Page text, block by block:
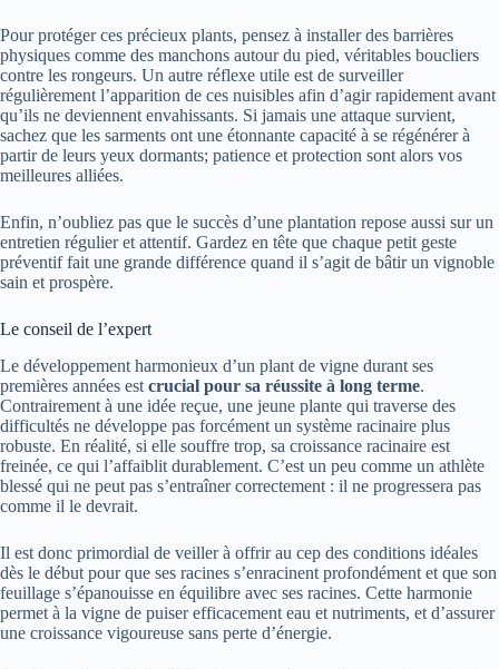
Pour protéger ces précieux plants, pensez à installer des barrières
physiques comme des manchons autour du pied, véritables boucliers
contre les rongeurs. Un autre réflexe utile est de surveiller
régulièrement l’apparition de ces nuisibles afin d’agir rapidement avant
qu’ils ne deviennent envahissants. Si jamais une attaque survient,
sachez que les sarments ont une étonnante capacité à se régénérer à
partir de leurs yeux dormants; patience et protection sont alors vos
meilleures alliées.
Enfin, n’oubliez pas que le succès d’une plantation repose aussi sur un
entretien régulier et attentif. Gardez en tête que chaque petit geste
préventif fait une grande différence quand il s’agit de bâtir un vignoble
sain et prospère.
Le conseil de l’expert
Le développement harmonieux d’un plant de vigne durant ses
premières années est crucial pour sa réussite à long terme.
Contrairement à une idée reçue, une jeune plante qui traverse des
difficultés ne développe pas forcément un système racinaire plus
robuste. En réalité, si elle souffre trop, sa croissance racinaire est
freinée, ce qui l’affaiblit durablement. C’est un peu comme un athlète
blessé qui ne peut pas s’entraîner correctement : il ne progressera pas
comme il le devrait.
Il est donc primordial de veiller à offrir au cep des conditions idéales
dès le début pour que ses racines s’enracinent profondément et que son
feuillage s’épanouisse en équilibre avec ses racines. Cette harmonie
permet à la vigne de puiser efficacement eau et nutriments, et d’assurer
une croissance vigoureuse sans perte d’énergie.